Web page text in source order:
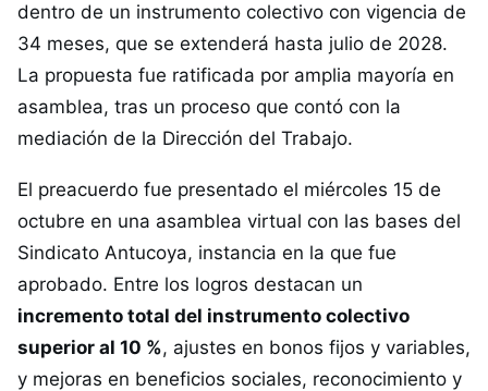
dentro de un instrumento colectivo con vigencia de
34 meses, que se extenderá hasta julio de 2028.
La propuesta fue ratificada por amplia mayoría en
asamblea, tras un proceso que contó con la
mediación de la Dirección del Trabajo.
El preacuerdo fue presentado el miércoles 15 de
octubre en una asamblea virtual con las bases del
Sindicato Antucoya, instancia en la que fue
aprobado. Entre los logros destacan un
incremento total del instrumento colectivo
superior al 10 %, ajustes en bonos fijos y variables,
y mejoras en beneficios sociales, reconocimiento y